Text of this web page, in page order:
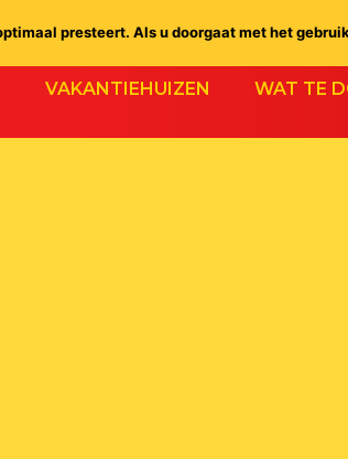
VAKANTIEHUIZEN WAT TE
presteert. Als u doorgaat met het